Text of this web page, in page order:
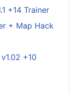
+14 Trainer
+ Map Hack
+10